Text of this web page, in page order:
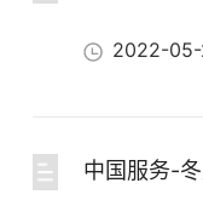
2022-